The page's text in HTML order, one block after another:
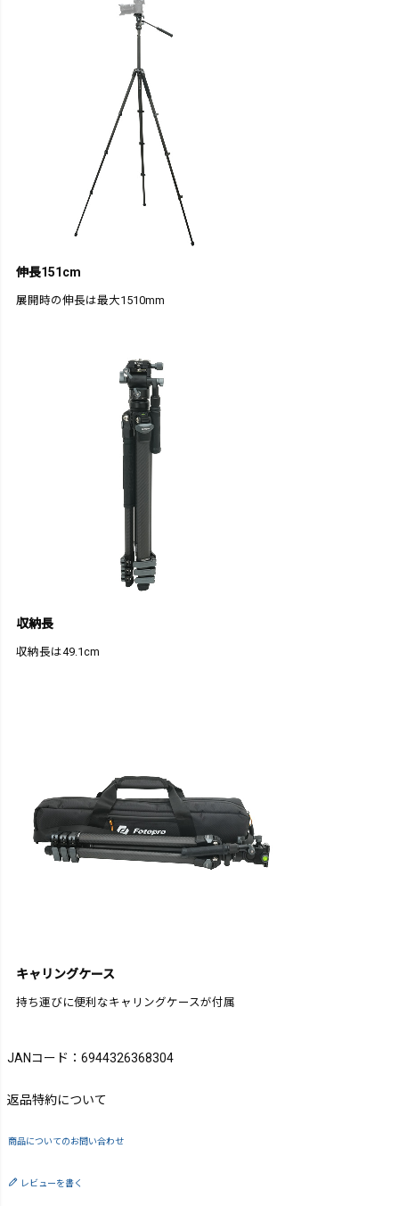
伸長151cm
展開時の伸長は最大1510mm
収納長
収納長は49.1cm
キャリングケース
持ち運びに便利なキャリングケースが付属
JANコード：6944326368304
返品特約について
商品についてのお問い合わせ
レビューを書く